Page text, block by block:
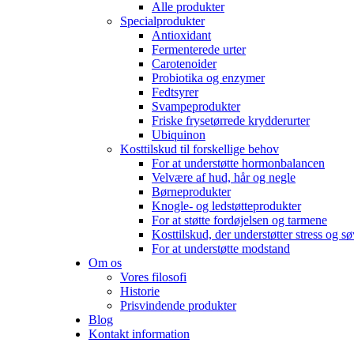
Alle produkter
Specialprodukter
Antioxidant
Fermenterede urter
Carotenoider
Probiotika og enzymer
Fedtsyrer
Svampeprodukter
Friske frysetørrede krydderurter
Ubiquinon
Kosttilskud til forskellige behov
For at understøtte hormonbalancen
Velvære af hud, hår og negle
Børneprodukter
Knogle- og ledstøtteprodukter
For at støtte fordøjelsen og tarmene
Kosttilskud, der understøtter stress og
For at understøtte modstand
Om os
Vores filosofi
Historie
Prisvindende produkter
Blog
Kontakt information